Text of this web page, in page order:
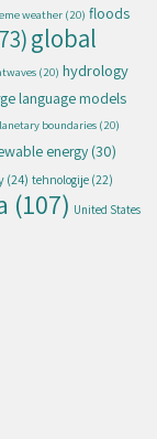
weather (20) floods
global
(20) hydrology
language models
boundaries (20)
energy (30)
(24) tehnologije (22)
(107) United States